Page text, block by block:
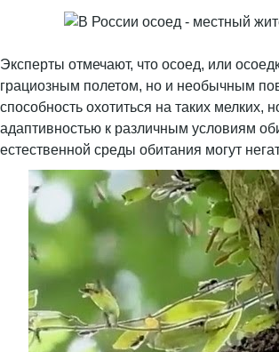
Эксперты отмечают, что осоед, или
грациозным полетом, но и необычным
способность охотиться на таких
адаптивностью к различным условиям
естественной среды обитания могут